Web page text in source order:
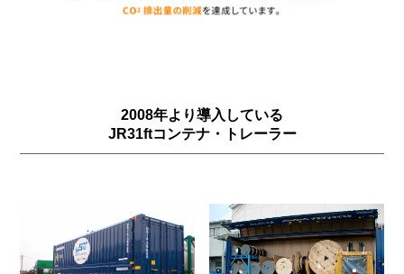
2008年より導入している
JR31ftコンテナ・トレーラー